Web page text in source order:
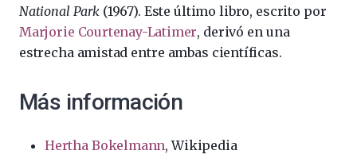
National Park(1967). Este último libro, escrito por
Marjorie Courtenay-Latimer, derivó en una
estrecha amistad entre ambas científicas.
Más información
Hertha Bokelmann, Wikipedia